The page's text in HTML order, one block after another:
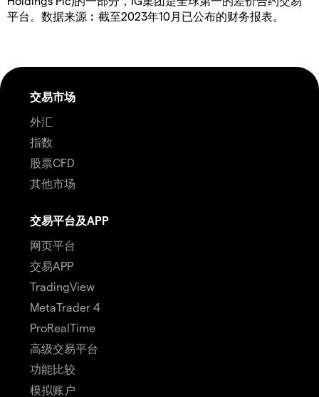
平台。数据来源︰截至2023年10月已公布的财务报表。
交易市场
外汇
指数
股票CFD
其他市场
交易平台及APP
网页平台
交易APP
TradingView
MetaTrader 4
ProRealTime
高级交易平台
功能比较
模拟账户